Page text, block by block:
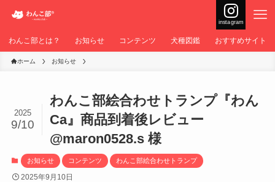
instagram
わんこ部とは？ お知らせ コンテンツ 犬種図鑑 おすすめサイト
ホーム お知らせ
わんこ部絵合わせトランプ『わん
Ca』商品到着後レビュー
@maron0528.s 様
2025
9/10
お知らせ コンテンツ わんこ部絵合わせトランプ
2025年9月10日